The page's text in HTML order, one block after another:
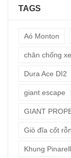
TAGS
Aó Monton
chân chống
Dura Ace DI2
giant escape
GIANT
Giò đĩa cốt
Khung